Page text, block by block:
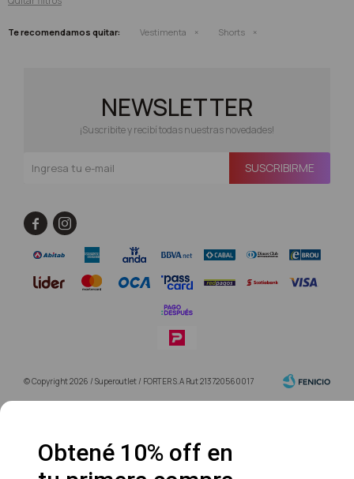
Te recomendamos quitar: Vestimenta Shorts
NEWSLETTER
¡Suscribite y recibí todas nuestras novedades!
SUSCRIBIRME
 
© Copyright 2026 / Superoutlet / FORTER S.A Rut 213720560017
Obtené 10% off en